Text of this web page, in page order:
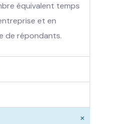
équivalent temps
et en
de répondants.
×